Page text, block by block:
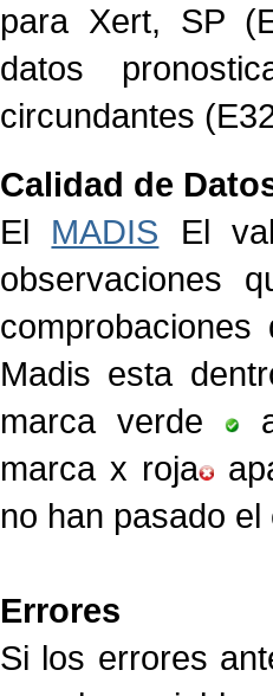
para Xert, SP
datos
circundantes
Calidad de
El MADIS El
observaciones
Madis esta
marca verde
marca x roja
no han pasado
Errores
Si los errores